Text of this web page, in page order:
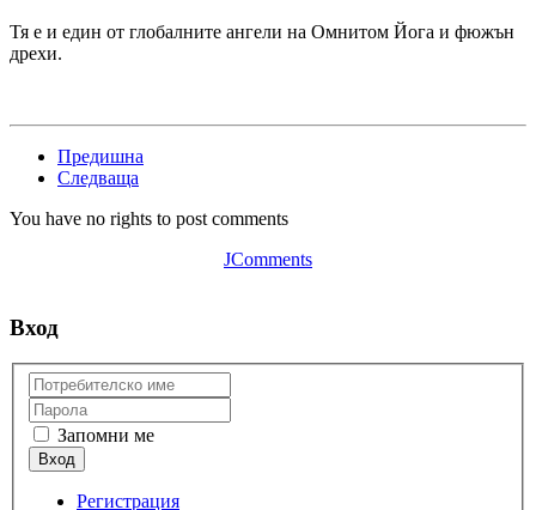
Тя е и един от глобалните ангели на Омнитом Йога и фюжън
дрехи.
Предишна
Следваща
You have no rights to post comments
JComments
Вход
Запомни ме
Регистрация